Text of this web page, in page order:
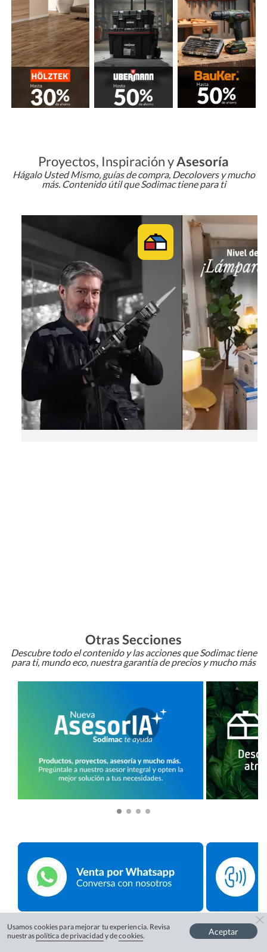
Proyectos, Inspiración yAsesoría
Hágalo Usted Mismo, guías de compra, Decolovers y mucho
más. Contenido útil que Sodimac tiene para ti
Otras Secciones
Descubre todo el contenido y las acciones que Sodimac tiene
para ti, mundo eco, nuestra garantía de precios y mucho más
Usamos cookies para mejorar tu experiencia. Revisa
nuestras política de privacidad y decookies. Aceptar